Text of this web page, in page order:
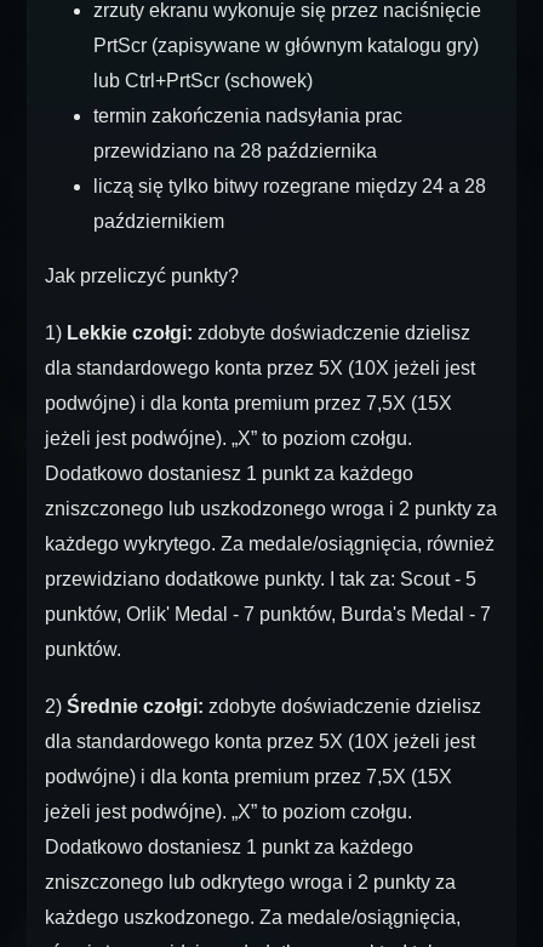
zrzuty ekranu wykonuje się przez naciśnięcie
PrtScr (zapisywane w głównym katalogu gry)
lub Ctrl+PrtScr (schowek)
termin zakończenia nadsyłania prac
przewidziano na 28 października
liczą się tylko bitwy rozegrane między 24 a 28
październikiem
Jak przeliczyć punkty?
1) Lekkie czołgi: zdobyte doświadczenie dzielisz
dla standardowego konta przez 5X (10X jeżeli jest
podwójne) i dla konta premium przez 7,5X (15X
jeżeli jest podwójne). „X” to poziom czołgu.
Dodatkowo dostaniesz 1 punkt za każdego
zniszczonego lub uszkodzonego wroga i 2 punkty za
każdego wykrytego. Za medale/osiągnięcia, również
przewidziano dodatkowe punkty. I tak za: Scout - 5
punktów, Orlik' Medal - 7 punktów, Burda's Medal - 7
punktów.
2) Średnie czołgi: zdobyte doświadczenie dzielisz
dla standardowego konta przez 5X (10X jeżeli jest
podwójne) i dla konta premium przez 7,5X (15X
jeżeli jest podwójne). „X” to poziom czołgu.
Dodatkowo dostaniesz 1 punkt za każdego
zniszczonego lub odkrytego wroga i 2 punkty za
każdego uszkodzonego. Za medale/osiągnięcia,